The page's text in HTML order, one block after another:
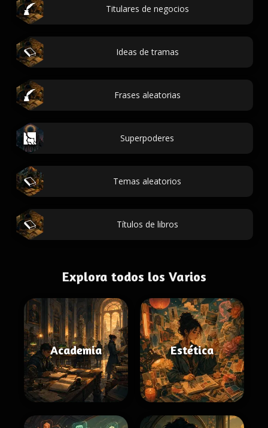
Titulares de negocios
Ideas de tramas
Frases aleatorias
Superpoderes
Temas aleatorios
Títulos de libros
Explora todos los Varios
Academia Estética